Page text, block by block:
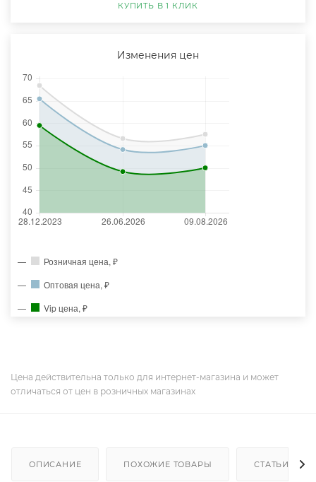
КУПИТЬ В 1 КЛИК
Изменения цен
Розничная цена, ₽
Оптовая цена, ₽
Vip цена, ₽
Цена действительна только для интернет-магазина и может
отличаться от цен в розничных магазинах
ОПИСАНИЕ ПОХОЖИЕ ТОВАРЫ СТАТЬИ